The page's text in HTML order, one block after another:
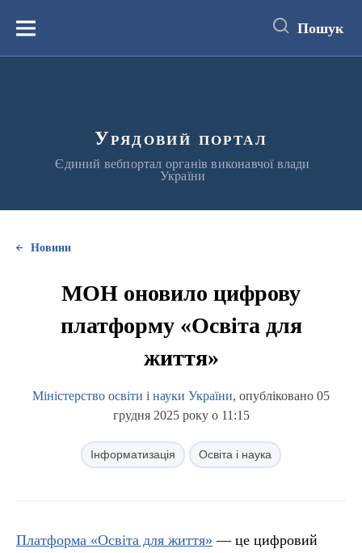
вмістуМеню Пошук
Урядовий портал
Єдиний вебпортал органів виконавчої влади
України
Новини
МОН оновило цифрову
платформу «Освіта для
життя»
Міністерство освіти і науки України, опубліковано 05
грудня 2025 року о 11:15
Інформатизація Освіта і наука
Платформа «Освіта для життя» — це цифровий